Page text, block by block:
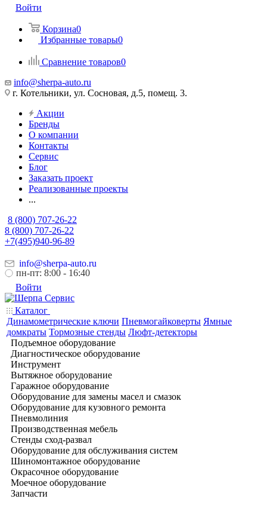
Войти
Корзина0
Избранные товары0
Сравнение товаров0
info@sherpa-auto.ru
г. Котельники, ул. Сосновая, д.5, помещ. 3.
Акции
Бренды
О компании
Контакты
Сервис
Блог
Заказать проект
Реализованные проекты
...
8 (800) 707-26-22
8 (800) 707-26-22
+7(495)940-96-89
info@sherpa-auto.ru
пн-пт: 8:00 - 16:40
Войти
Каталог
Динамометрические ключи Пневмогайковерты Ямные
домкраты Тормозные стенды Люфт-детекторы
Подъемное оборудование
Диагностическое оборудование
Инструмент
Вытяжное оборудование
Гаражное оборудование
Оборудование для замены масел и смазок
Оборудование для кузовного ремонта
Пневмолиния
Производственная мебель
Стенды сход-развал
Оборудование для обслуживания систем
Шиномонтажное оборудование
Окрасочное оборудование
Моечное оборудование
Запчасти